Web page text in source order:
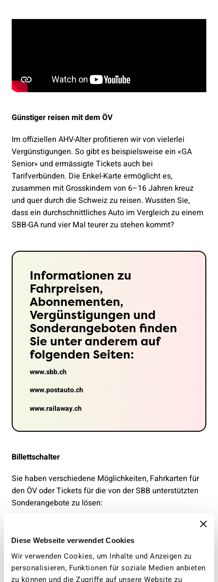
Diese Webseite verwendet Cookies
Wir verwenden Cookies, um Inhalte und Anzeigen zu
personalisieren, Funktionen für soziale Medien anbieten
zu können und die Zugriffe auf unsere Website zu
Günstiger reisen mit dem ÖV
Im offiziellen AHV-Alter profitieren wir von vielerlei
Vergünstigungen. So gibt es beispielsweise ein «GA
Senior» und ermässigte Tickets auch bei
Tarifverbünden. Die Enkel-Karte ermöglicht es,
zusammen mit Grosskindern von 6–16 Jahren kreuz
und quer durch die Schweiz zu reisen. Wussten Sie,
dass ein durchschnittliches Auto im Vergleich zu einem
SBB-GA rund vier Mal teurer zu stehen kommt?
Informationen zu
Fahrpreisen,
Abonnementen,
Vergünstigungen und
Sonderangeboten finden
Sie unter anderem auf
folgenden Seiten:
www.sbb.ch
www.postauto.ch
www.railaway.ch
Billettschalter
Sie haben verschiedene Möglichkeiten, Fahrkarten für
den ÖV oder Tickets für die von der SBB unterstützten
Sonderangebote zu lösen:
Wer gerne persönlich beraten wird, erhält
Fahrplanauskünfte und Tickets an bedienten Schaltern
Rail-Service:Über die Telefonnummer 0848 44 66 88